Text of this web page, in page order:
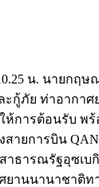
น. นายกฤ
ะกู้ภัย ท่าอากา
ห้การต้อนรับ พ
ายการบิน
าธารณรัฐอุซเบ
ยานนานาชาติท